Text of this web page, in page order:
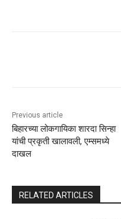
Previous article
बिहारच्या लोकगायिका शारदा सिन्हा
यांची प्रकृती खालावली, एम्समध्ये
दाखल
RELATED ARTICLES